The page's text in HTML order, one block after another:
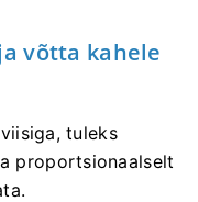
võtta kahele
tuleks
proportsionaalselt